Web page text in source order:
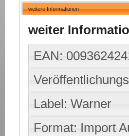
weitere Informationen
weiter
EAN:
Label: Warner
Format: Import